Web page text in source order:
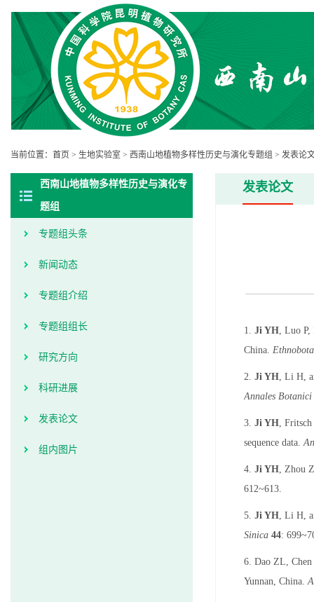
当前位置： 首页 > 生地实验室 > 西南山地植物多样性历史与演化专题组 > 发表论
西南山地植物多样性历史与演化专
题组
专题组头条
新闻动态
专题组介绍
专题组组长
研究方向
科研进展
发表论文
组内图片
发表论文
1. Ji YH, Luo P,
China.
2. Ji YH, Li H,
Annales
3. Ji YH,
sequence data.
4. Ji YH, Zhou
612~613.
5. Ji YH, Li H,
Sinica 44:
6. Dao ZL,
Yunnan, China.